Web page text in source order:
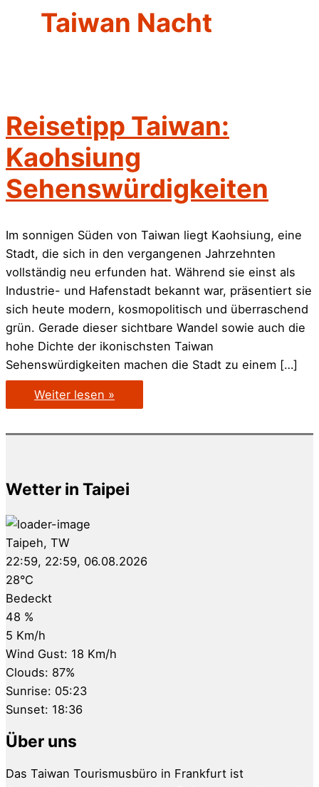
Taiwan Nacht
Reisetipp Taiwan:
Kaohsiung
Sehenswürdigkeiten
Im sonnigen Süden von Taiwan liegt Kaohsiung, eine
Stadt, die sich in den vergangenen Jahrzehnten
vollständig neu erfunden hat. Während sie einst als
Industrie- und Hafenstadt bekannt war, präsentiert sie
sich heute modern, kosmopolitisch und überraschend
grün. Gerade dieser sichtbare Wandel sowie auch die
hohe Dichte der ikonischsten Taiwan
Sehenswürdigkeiten machen die Stadt zu einem […]
Reisetipp
Taiwan:
Kaohsiung
Weiter lesen »
Wetter in Taipei
Taipeh, TW
22:59, 22:59, 06.08.2026
28°C
Bedeckt
48 %
5 Km/h
Wind Gust: 18 Km/h
Clouds: 87%
Sunrise: 05:23
Sunset: 18:36
Über uns
Das Taiwan Tourismusbüro in Frankfurt ist